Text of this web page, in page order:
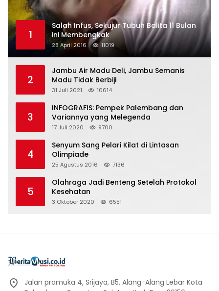
1
Salah Infus, Sekujur Tubuh Balita 11 Bulan
ini Membengkak
28 April 2016 11019
2
Jambu Air Madu Deli, Jambu Semanis
Madu Tidak Berbiji
31 Juli 2021 10614
3
INFOGRAFIS: Pempek Palembang dan
Variannya yang Melegenda
17 Juli 2020 9700
4
Senyum Sang Pelari Kilat di Lintasan
Olimpiade
25 Agustus 2016 7136
5
Olahraga Jadi Benteng Setelah Protokol
Kesehatan
3 Oktober 2020 6551
Jalan pramuka 4, Srijaya, B5, Alang-Alang Lebar Kota